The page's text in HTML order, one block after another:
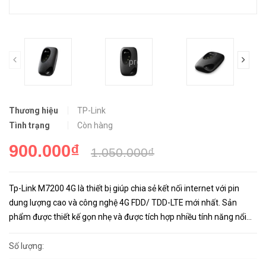
prev
Thương hiệu
TP-Link
Tình trạng
Còn hàng
900.000₫ 1.050.000₫
Tp-Link M7200 4G là thiết bị giúp chia sẻ kết nối internet với pin
dung lượng cao và công nghệ 4G FDD/ TDD-LTE mới nhất. Sản
phẩm được thiết kế gọn nhẹ và được tích hợp nhiều tính năng nổi
Số lượng: